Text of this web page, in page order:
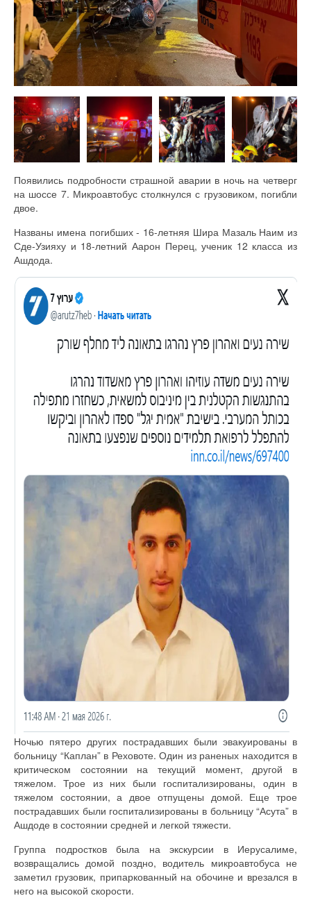
Появились подробности страшной аварии в ночь на четверг
на шоссе 7. Микроавтобус столкнулся с грузовиком, погибли
двое.
Названы имена погибших - 16-летняя Шира Мазаль Наим из
Сде-Узияху и 18-летний Аарон Перец, ученик 12 класса из
Ашдода.
Ночью пятеро других пострадавших были эвакуированы в
больницу “Каплан” в Реховоте. Один из раненых находится в
критическом состоянии на текущий момент, другой в
тяжелом. Трое из них были госпитализированы, один в
тяжелом состоянии, а двое отпущены домой. Еще трое
пострадавших были госпитализированы в больницу “Асута” в
Ашдоде в состоянии средней и легкой тяжести.
Группа подростков была на экскурсии в Иерусалиме,
возвращались домой поздно, водитель микроавтобуса не
заметил грузовик, припаркованный на обочине и врезался в
него на высокой скорости.